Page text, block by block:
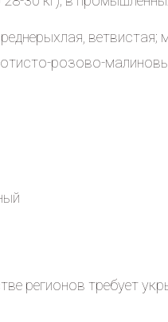
розово-
регионов требует